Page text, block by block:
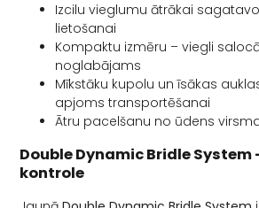
Izcilu vieglumu ātrākai
lietošanai
Kompaktu izmēru – viegli
noglabājams
Mīkstāku kupolu un īsākas
apjoms transportēšanai
Ātru pacelšanu no ūdens
Double Dynamic Bridle System
kontrole